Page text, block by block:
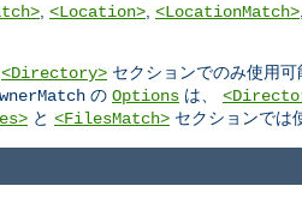
<Location> <LocationMatch>
<Directory> セクションでのみ使用可
の Options は、
と <FilesMatch> セクションでは